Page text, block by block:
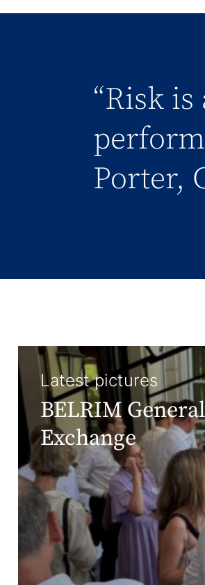
“Risk
Porter,
Latest pictures
BELRIM
Exchange